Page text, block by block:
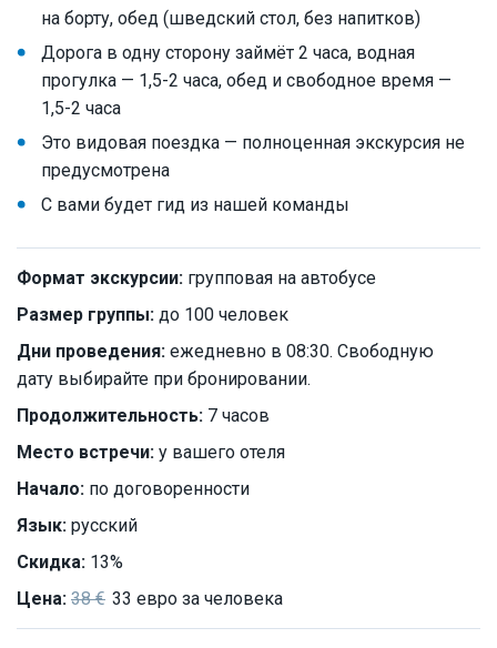
на борту, обед (шведский стол, без напитков)
Дорога в одну сторону займёт 2 часа, водная
прогулка — 1,5-2 часа, обед и свободное время —
1,5-2 часа
Это видовая поездка — полноценная экскурсия не
предусмотрена
С вами будет гид из нашей команды
Формат экскурсии: групповая на автобусе
Размер группы: до 100 человек
Дни проведения: ежедневно в 08:30. Свободную
дату выбирайте при бронировании.
Продолжительность: 7 часов
Место встречи: у вашего отеля
Начало: по договоренности
Язык: русский
Скидка: 13%
Цена: 38 € 33 евро за человека